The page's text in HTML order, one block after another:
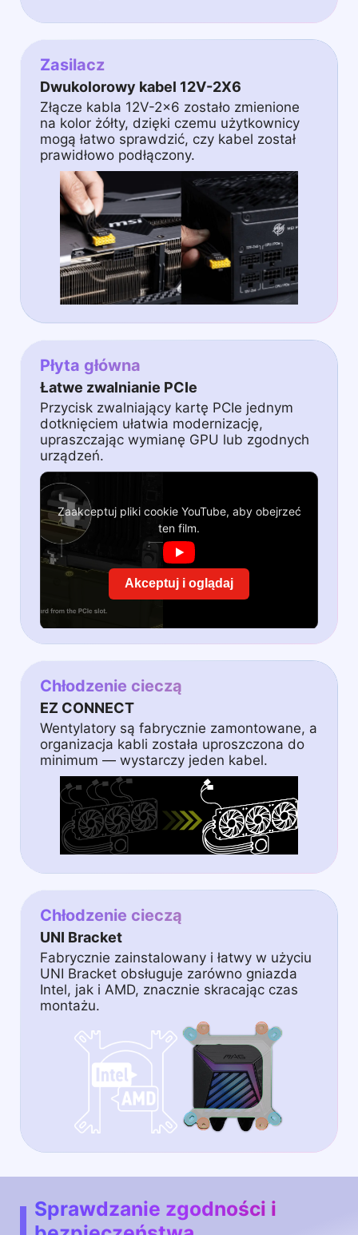
Zasilacz
Dwukolorowy kabel 12V-2X6
Złącze kabla 12V-2x6 zostało zmienione
na kolor żółty, dzięki czemu użytkownicy
mogą łatwo sprawdzić, czy kabel został
prawidłowo podłączony.
Płyta główna
Łatwe zwalnianie PCIe
Przycisk zwalniający kartę PCIe jednym
dotknięciem ułatwia modernizację,
upraszczając wymianę GPU lub zgodnych
urządzeń.
Zaakceptuj pliki cookie YouTube, aby obejrzeć
ten film.
Akceptuj i oglądaj
Chłodzenie cieczą
EZ CONNECT
Wentylatory są fabrycznie zamontowane, a
organizacja kabli została uproszczona do
minimum — wystarczy jeden kabel.
Chłodzenie cieczą
UNI Bracket
Fabrycznie zainstalowany i łatwy w użyciu
UNI Bracket obsługuje zarówno gniazda
Intel, jak i AMD, znacznie skracając czas
montażu.
Sprawdzanie zgodności i